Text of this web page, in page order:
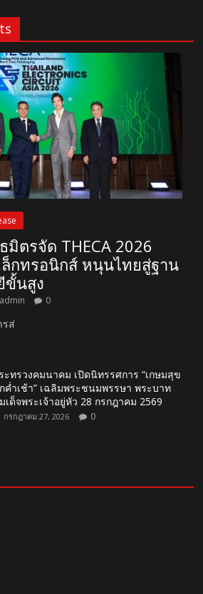
ตรจัด THECA 2026
ล็กทรอนิกส์ หนุนไทยสู่ฐาน
ขั้นสูง
admin 0
ส่
ะทรวงคมนาคม เปิดนิทรรศการ “เกษมสุข
ค่ำเช้า” เฉลิมพระชนมพรรษา พระบาท
เด็จพระเจ้าอยู่หัว 28 กรกฎาคม 2569
กรกฎาคม 27, 2026 0